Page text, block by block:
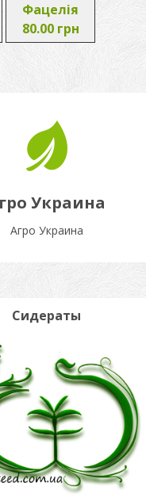
Фацелія
80.00 грн
Украина
Агро Украина
Сидераты